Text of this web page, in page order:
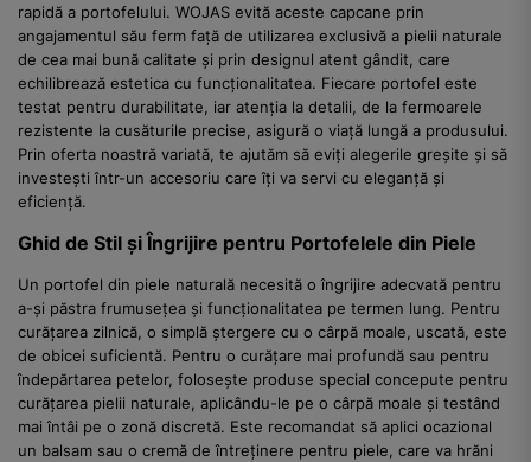
rapidă a portofelului. WOJAS evită aceste capcane prin
angajamentul său ferm față de utilizarea exclusivă a pielii naturale
de cea mai bună calitate și prin designul atent gândit, care
echilibrează estetica cu funcționalitatea. Fiecare portofel este
testat pentru durabilitate, iar atenția la detalii, de la fermoarele
rezistente la cusăturile precise, asigură o viață lungă a produsului.
Prin oferta noastră variată, te ajutăm să eviți alegerile greșite și să
investești într-un accesoriu care îți va servi cu eleganță și
eficiență.
Ghid de Stil și Îngrijire pentru Portofelele din Piele
Un portofel din piele naturală necesită o îngrijire adecvată pentru
a-și păstra frumusețea și funcționalitatea pe termen lung. Pentru
curățarea zilnică, o simplă ștergere cu o cârpă moale, uscată, este
de obicei suficientă. Pentru o curățare mai profundă sau pentru
îndepărtarea petelor, folosește produse special concepute pentru
curățarea pielii naturale, aplicându-le pe o cârpă moale și testând
mai întâi pe o zonă discretă. Este recomandat să aplici ocazional
un balsam sau o cremă de întreținere pentru piele, care va hrăni